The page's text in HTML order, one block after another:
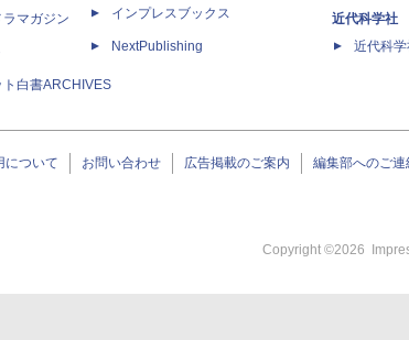
マガジン
ト白書ARCHIVES
インプレスブックス
NextPublishing
近代科学社
近代科
について お問い合わせ 広告掲載のご案内 編集部へのご連
Copyright ©2026